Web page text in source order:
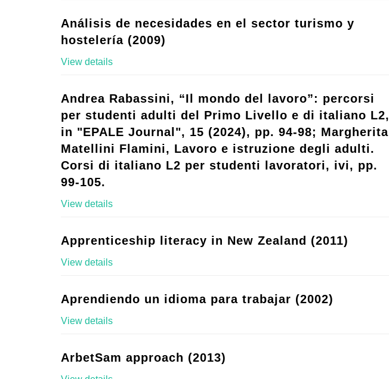
Análisis de necesidades en el sector turismo y
hostelería (2009)
View details
Andrea Rabassini, “Il mondo del lavoro”: percorsi
per studenti adulti del Primo Livello e di italiano L2,
in "EPALE Journal", 15 (2024), pp. 94-98; Margherita
Matellini Flamini, Lavoro e istruzione degli adulti.
Corsi di italiano L2 per studenti lavoratori, ivi, pp.
99-105.
View details
Apprenticeship literacy in New Zealand (2011)
View details
Aprendiendo un idioma para trabajar (2002)
View details
ArbetSam approach (2013)